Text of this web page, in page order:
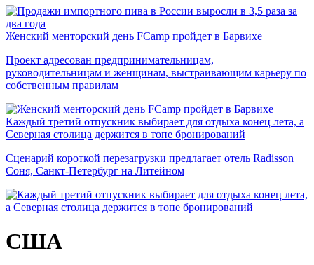
Женский менторский день FCamp пройдет в Барвихе
Проект адресован предпринимательницам,
руководительницам и женщинам, выстраивающим карьеру по
собственным правилам
Каждый третий отпускник выбирает для отдыха конец лета, а
Северная столица держится в топе бронирований
Сценарий короткой перезагрузки предлагает отель Radisson
Соня, Санкт-Петербург на Литейном
США